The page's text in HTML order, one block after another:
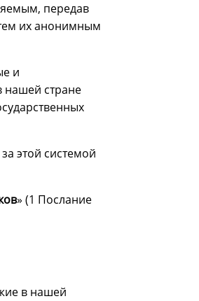
передав
их анонимным
и
нашей стране
этой системой
» (1 Послание
в нашей